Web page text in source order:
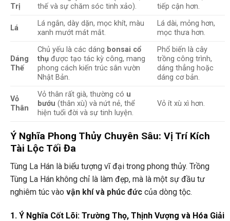
Trị
thế và sự chăm sóc tinh xảo).
tiếp cận hơn.
Lá
Lá ngắn, dày dặn, mọc khít, màu
xanh mướt mát mắt.
Lá dài, mỏng hơn,
mọc thưa hơn.
Dáng
Thế
Chủ yếu là các dáng bonsai cổ
thụ được tạo tác kỳ công, mang
phong cách kiến trúc sân vườn
Nhật Bản.
Phổ biến là cây
trồng công trình,
dáng thẳng hoặc
dáng cơ bản.
Vỏ
Thân
Vỏ thân rất già, thường có u
bướu (thân xù) và nứt nẻ, thể
hiện tuổi đời và sự tinh luyện.
Vỏ ít xù xì hơn.
Ý Nghĩa Phong Thủy Chuyên Sâu: Vị Trí Kích
Tài Lộc Tối Đa
Tùng La Hán là biểu tượng vĩ đại trong phong thủy. Trồng
Tùng La Hán không chỉ là làm đẹp, mà là một sự đầu tư
nghiêm túc vào vận khí và phúc đức của dòng tộc.
1. Ý Nghĩa Cốt Lõi: Trường Thọ, Thịnh Vượng và Hóa Giải